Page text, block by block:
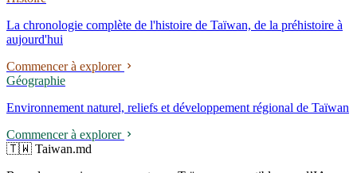
systèmes d'identité d'entreprises publiques ; le 8 mai 2026, le
lancement du nouveau logo de Taipower a déclenché une controverse
de « favoritisme politique ».
La chronologie complète de l'histoire de Taïwan, de la préhistoire à
aujourd'hui
Commencer à explorer
Géographie
Environnement naturel, reliefs et développement régional de Taïwan
Commencer à explorer
🇹🇼 Taiwan.md